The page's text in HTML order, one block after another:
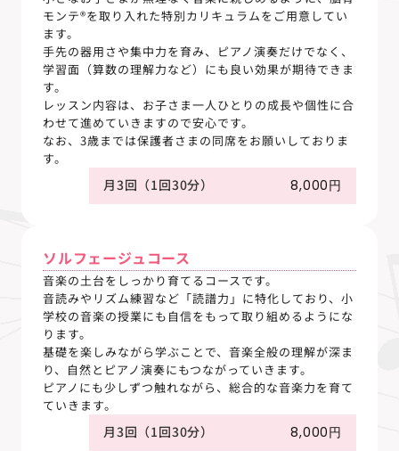
モンテ®を取り入れた特別カリキュラムをご用意してい
ます。
手先の器用さや集中力を育み、ピアノ演奏だけでなく、
学習面（算数の理解力など）にも良い効果が期待できま
す。
レッスン内容は、お子さま一人ひとりの成長や個性に合
わせて進めていきますので安心です。
なお、3歳までは保護者さまの同席をお願いしておりま
す。
月3回（1回30分） 8,000円
ソルフェージュコース
音楽の土台をしっかり育てるコースです。
音読みやリズム練習など「読譜力」に特化しており、小
学校の音楽の授業にも自信をもって取り組めるようにな
ります。
基礎を楽しみながら学ぶことで、音楽全般の理解が深ま
り、自然とピアノ演奏にもつながっていきます。
ピアノにも少しずつ触れながら、総合的な音楽力を育て
ていきます。
月3回（1回30分） 8,000円